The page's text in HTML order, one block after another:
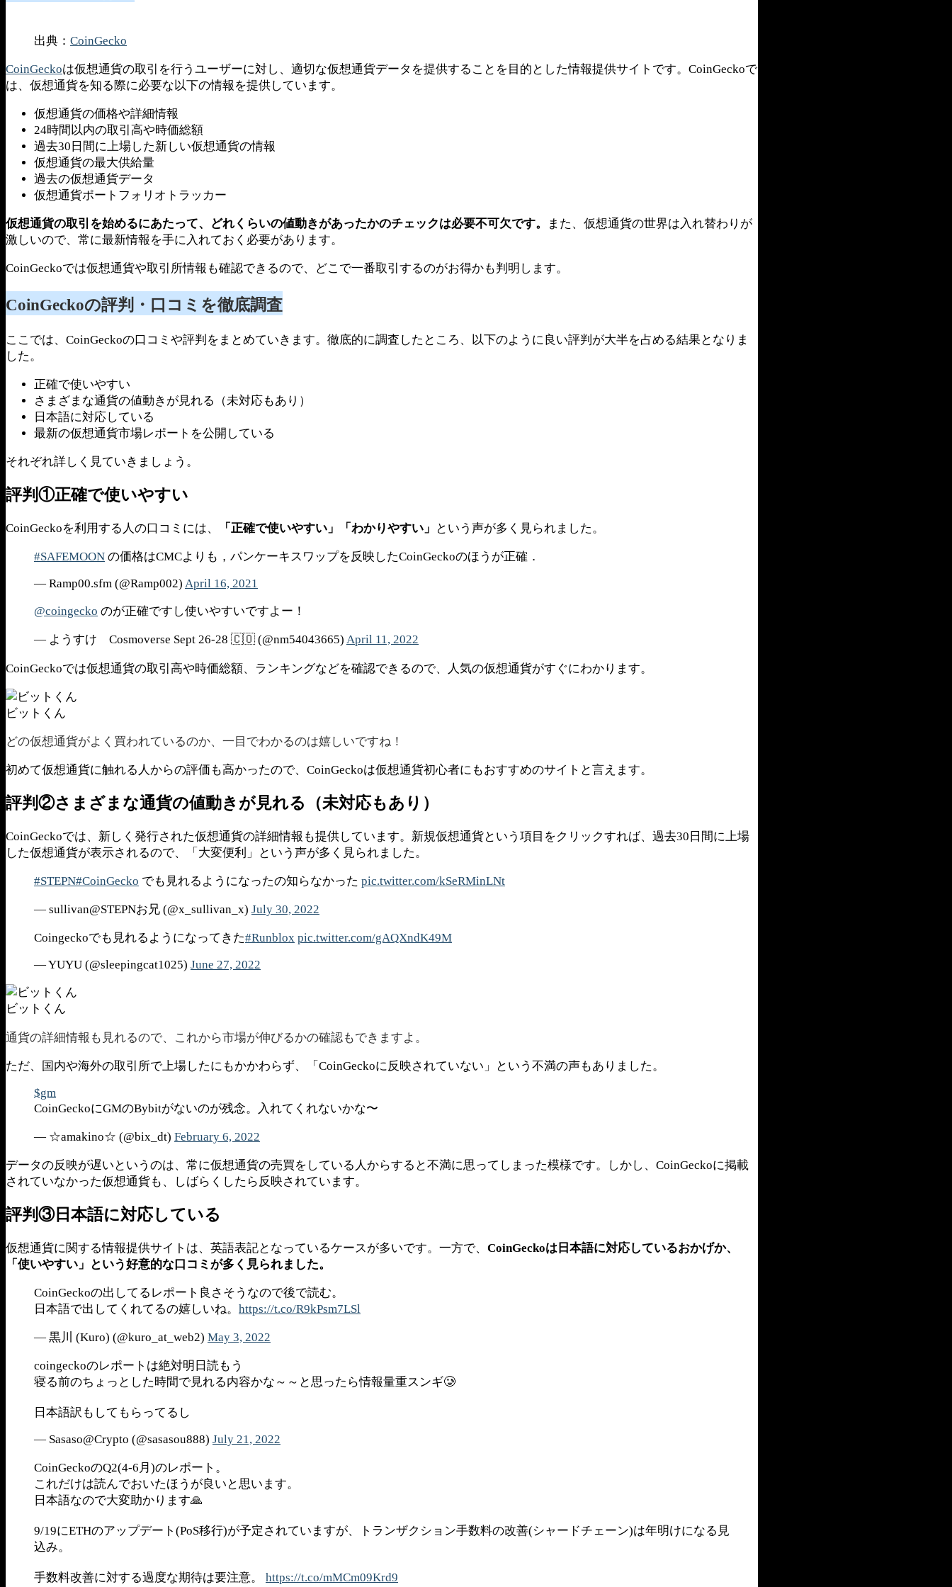
出典： CoinGecko
CoinGeckoは仮想通貨の取引を行うユーザーに対し、適切な仮想通貨データを提供することを目的とした情報提供サイトです。CoinGeckoで
は、仮想通貨を知る際に必要な以下の情報を提供しています。
仮想通貨の価格や詳細情報
24時間以内の取引高や時価総額
過去30日間に上場した新しい仮想通貨の情報
仮想通貨の最大供給量
過去の仮想通貨データ
仮想通貨ポートフォリオトラッカー
仮想通貨の取引を始めるにあたって、どれくらいの値動きがあったかのチェックは必要不可欠です。
また、仮想通貨の世界は入れ替わりが
激しいので、常に最新情報を手に入れておく必要があります。
CoinGeckoでは仮想通貨や取引所情報も確認できるので、どこで一番取引するのがお得かも判明します。
CoinGeckoの評判・口コミを徹底調査
ここでは、CoinGeckoの口コミや評判をまとめていきます。徹底的に調査したところ、以下のように良い評判が大半を占める結果となりま
した。
正確で使いやすい
さまざまな通貨の値動きが見れる（未対応もあり）
日本語に対応している
最新の仮想通貨市場レポートを公開している
それぞれ詳しく見ていきましょう。
評判①正確で使いやすい
CoinGeckoを利用する人の口コミには、 「正確で使いやすい」「わかりやすい」 という声が多く見られました。
#SAFEMOON の価格はCMCよりも，パンケーキスワップを反映したCoinGeckoのほうが正確．
— Ramp00.sfm (@Ramp002) April 16, 2021
@coingecko のが正確ですし使いやすいですよー！
— ようすけ Cosmoverse Sept 26-28 🇨🇴 (@nm54043665) April 11, 2022
CoinGeckoでは仮想通貨の取引高や時価総額、ランキングなどを確認できるので、人気の仮想通貨がすぐにわかります。
ビットくん
どの仮想通貨がよく買われているのか、一目でわかるのは嬉しいですね！
初めて仮想通貨に触れる人からの評価も高かったので、CoinGeckoは仮想通貨初心者にもおすすめのサイトと言えます。
評判②さまざまな通貨の値動きが見れる（未対応もあり）
CoinGeckoでは、新しく発行された仮想通貨の詳細情報も提供しています。新規仮想通貨という項目をクリックすれば、過去30日間に上場
した仮想通貨が表示されるので、「大変便利」という声が多く見られました。
#STEPN#CoinGecko でも見れるようになったの知らなかった pic.twitter.com/kSeRMinLNt
— sullivan@STEPNお兄 (@x_sullivan_x) July 30, 2022
Coingeckoでも見れるようになってきた#Runblox pic.twitter.com/gAQXndK49M
— YUYU (@sleepingcat1025) June 27, 2022
ビットくん
通貨の詳細情報も見れるので、これから市場が伸びるかの確認もできますよ。
ただ、国内や海外の取引所で上場したにもかかわらず、「CoinGeckoに反映されていない」という不満の声もありました。
$gm
CoinGeckoにGMのBybitがないのが残念。入れてくれないかな〜
— ☆amakino☆ (@bix_dt) February 6, 2022
データの反映が遅いというのは、常に仮想通貨の売買をしている人からすると不満に思ってしまった模様です。しかし、CoinGeckoに掲載
されていなかった仮想通貨も、しばらくしたら反映されています。
評判③日本語に対応している
仮想通貨に関する情報提供サイトは、英語表記となっているケースが多いです。一方で、 CoinGeckoは日本語に対応しているおかげか、
「使いやすい」という好意的な口コミが多く見られました。
CoinGeckoの出してるレポート良さそうなので後で読む。
日本語で出してくれてるの嬉しいね。 https://t.co/R9kPsm7LSl
— 黒川 (Kuro) (@kuro_at_web2) May 3, 2022
coingeckoのレポートは絶対明日読もう
寝る前のちょっとした時間で見れる内容かな～～と思ったら情報量重スンギ🥲
日本語訳もしてもらってるし
— Sasaso@Crypto (@sasasou888) July 21, 2022
CoinGeckoのQ2(4-6月)のレポート。
これだけは読んでおいたほうが良いと思います。
日本語なので大変助かります🙏
9/19にETHのアップデート(PoS移行)が予定されていますが、トランザクション手数料の改善(シャードチェーン)は年明けになる見
込み。
手数料改善に対する過度な期待は要注意。 https://t.co/mMCm09Krd9